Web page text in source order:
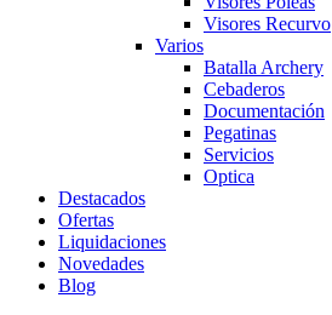
Visores Recurvo
Varios
Batalla Archery
Cebaderos
Documentación
Pegatinas
Servicios
Optica
Destacados
Ofertas
Liquidaciones
Novedades
Blog